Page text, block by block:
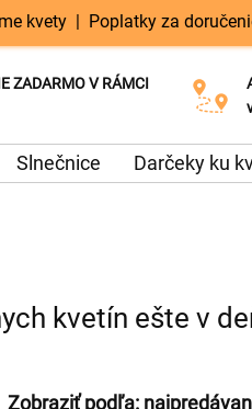
kvety | Poplatky za
ZADARMO V RÁMCI
ten istý deň k dispozícii
doručenia
Slnečnice Darčeky ku
kvetín ešte v
Zobraziť podľa: